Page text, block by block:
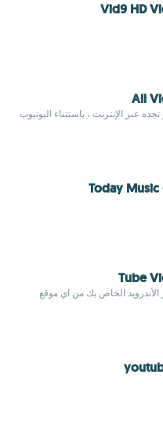
Vid9 HD
All
عبر الإنترنت ، باستثناء اليوتيوب
Today
Tube
الأندرويد الخاص بك من اي موقع